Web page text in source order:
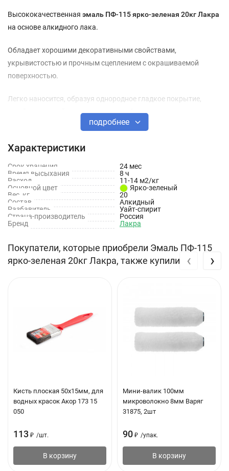
Высококачественная эмаль ПФ-115 ярко-зеленая 20кг Лакра
на основе алкидного лака.
Обладает хорошими декоративными свойствами,
укрывистостью и прочным сцеплением с окрашиваемой
поверхностью.
Легко наносится, образуя однородное гладкое покрытие,
устойчивое к действию воды, атмосферных осадков и
растворов моющих средств. Готова к применению.
Применяется для окраски деревянных, металлических,
атмосферным воздействиям, а также для внутренних
отделочных работ: окраски оконных рам, подоконников,
дверей, батарей, различных деревянных и металлических
предметов.
Виды работ Для внутренних и наружных работ
металлические предметы
Тип материала
бетонные, цементные и другие
Состав
Пентафталевый лак, светопрочные
пигменты, микронизированный
мрамор, уайт-спирит, сиккатив,
Цвет
Белый, бежевый, кремовый, кофе с
молоком, желтый, оранжевый,
подробнее
Характеристики
Срок хранения
24 мес
Время высыхания
8 ч
Расход
11-14 м2/кг
Основной цвет
Ярко-зеленый
Вес, кг
20
Состав
Алкидный
Разбавитель
Уайт-спирит
Страна-производитель
Россия
Бренд
Лакра
Покупатели, которые приобрели Эмаль ПФ-115
ярко-зеленая 20кг Лакра, также купили
Кисть плоская 50х15мм, для
водных красок Акор 173 15
050
113 ₽ /шт.
В корзину
Мини-валик 100мм
микроволокно 8мм Варяг
31875, 2шт
90 ₽ /упак.
В корзину
‹ ›